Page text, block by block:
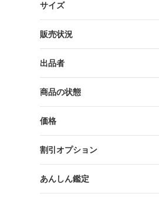
サイズ
販売状況
出品者
商品の状態
価格
割引オプション
あんしん鑑定